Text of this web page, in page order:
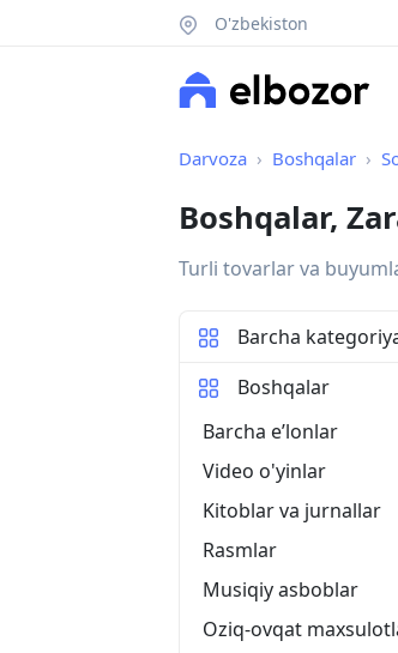
O'zbekiston
Darvoza Boshqalar
Boshqalar,
Turli tovarlar va
Barcha
Boshqalar
Barcha eʼlonlar
Video o'yinlar
Kitoblar va jurnallar
Rasmlar
Musiqiy asboblar
Oziq-ovqat